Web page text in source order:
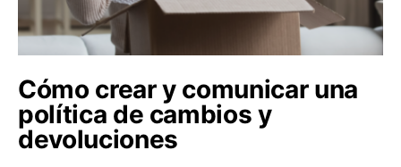
Cómo crear y comunicar una
política de cambios y
devoluciones